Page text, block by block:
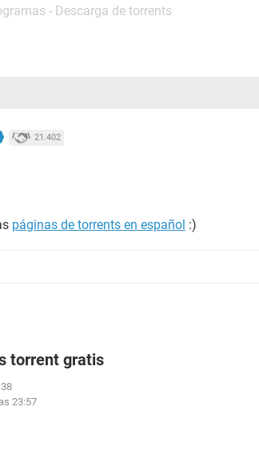
- Descarga de torrents
21.402
páginas de torrents en español :)
torrent gratis
23:57